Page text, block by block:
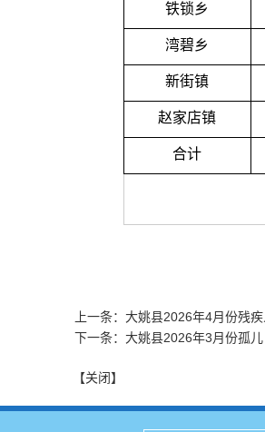
铁锁乡
湾碧乡
新街镇
赵家店镇
合计
上一条：大姚县2026年4月份残
下一条：大姚县2026年3月份孤
【关闭】